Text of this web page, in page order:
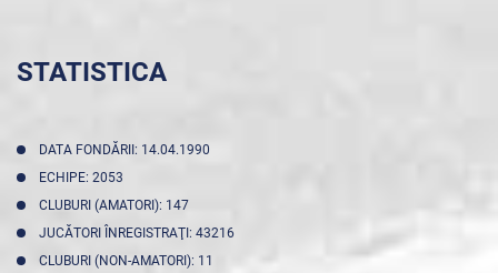
STATISTICA
DATA FONDĂRII: 14.04.1990
ECHIPE: 2053
CLUBURI (AMATORI): 147
JUCĂTORI ÎNREGISTRAŢI: 43216
CLUBURI (NON-AMATORI): 11